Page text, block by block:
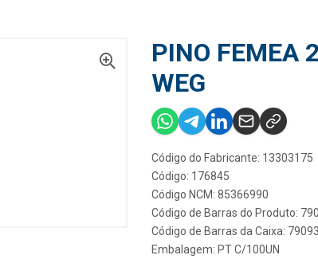
PINO FEMEA
WEG
Código do Fabricante: 13303175
Código: 176845
Código NCM: 85366990
Código de Barras do Produto:
Código de Barras da Caixa:
Embalagem: PT C/100UN